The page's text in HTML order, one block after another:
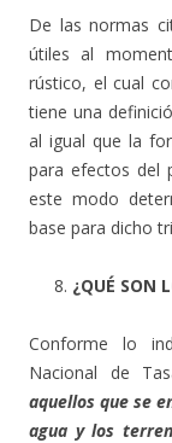
De las normas
útiles al
rústico, el cual
tiene una
al igual que la
para efectos del
este modo
base para dicho
¿QUÉ SON
Conforme lo
Nacional de
aquellos que se
agua y los